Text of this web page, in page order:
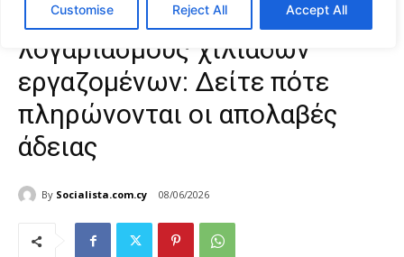
Customise Reject All Accept All
Μπαίνουν λεφτά στους
λογαριασμούς χιλιάδων
εργαζομένων: Δείτε πότε
πληρώνονται οι απολαβές
άδειας
By Socialista.com.cy 08/06/2026